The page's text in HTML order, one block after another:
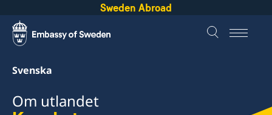
Sweden Abroad
Svenska
Om utlandet